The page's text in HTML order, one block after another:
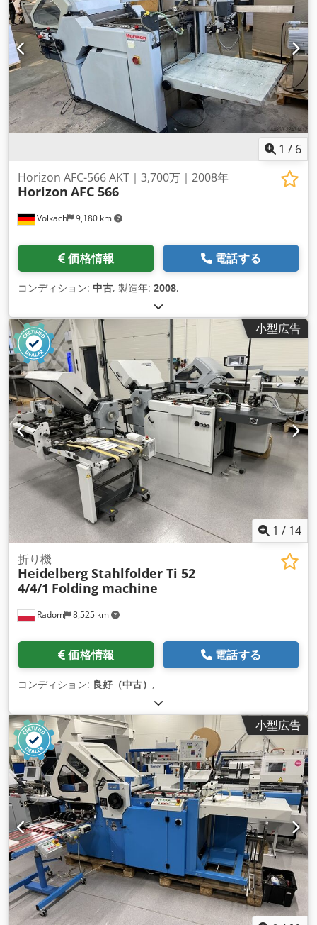
1 / 6
Volkach 9,180 km
Horizon AFC-566 AKT｜3,700万｜2008年
Horizon AFC 566
価格情報 電話する
コンディション: 中古, 製造年: 2008,
小型広告
1 / 14
Radom 8,525 km
折り機
Heidelberg Stahlfolder Ti 52
4/4/1 Folding machine
価格情報 電話する
コンディション: 良好（中古） ,
小型広告